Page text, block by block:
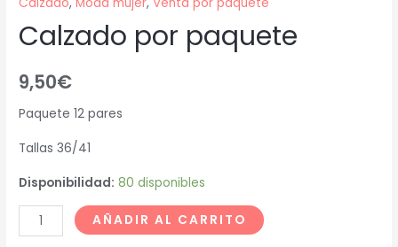
Calzado por paquete
9,50€
Paquete 12 pares
Tallas 36/41
Disponibilidad: 80 disponibles
AÑADIR AL CARRITO